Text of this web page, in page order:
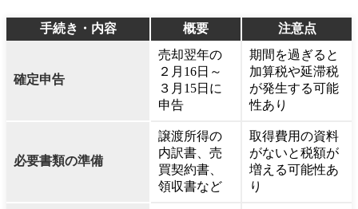
手続き・内容 概要 注意点
確定申告
売却翌年の
２月16日～
３月15日に
申告
期間を過ぎると
加算税や延滞税
が発生する可能
性あり
必要書類の準備
譲渡所得の
内訳書、売
買契約書、
領収書など
取得費用の資料
がないと税額が
増える可能性あ
り